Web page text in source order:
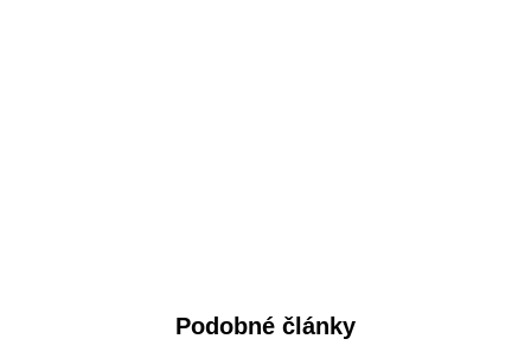
Podobné články